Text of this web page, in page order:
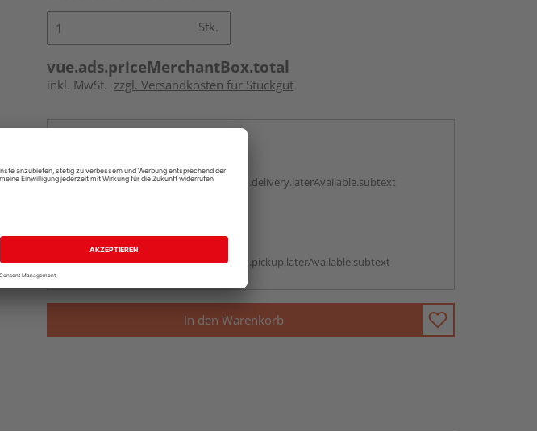
Stk.
vue.ads.priceMerchantBox.total
inkl. MwSt. zzgl. Versandkosten für Stückgut
Auf Vorbestellung:
vue.ads.priceMerchantBox.option.delivery.laterAvailable.subtext
Auf Vorbestellung:
vue.ads.priceMerchantBox.option.pickup.laterAvailable.subtext
In den Warenkorb